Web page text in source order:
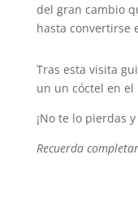
del gran cambio
hasta convertirse
Tras esta visita
un un cóctel en el
¡No te lo pierdas
Recuerda